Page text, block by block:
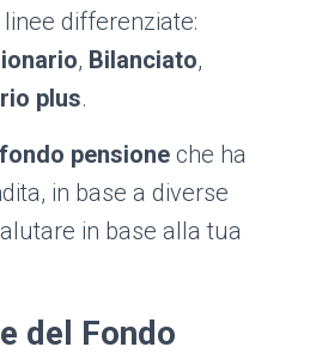
differenziate:
, Bilanciato,
plus.
fondo pensione che ha
in base a diverse
in base alla tua
del Fondo